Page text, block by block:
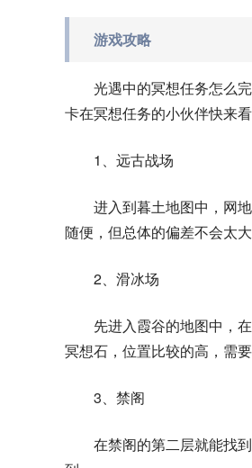
游戏攻略
光遇中的冥想任务怎么
卡在冥想任务的小伙伴快来看
1、远古战场
进入到暮土地图中，网
随便，但总体的偏差不会太大
2、滑冰场
先进入霞谷的地图中，
冥想石，位置比较的高，需要
3、禁阁
在禁阁的第二层就能找